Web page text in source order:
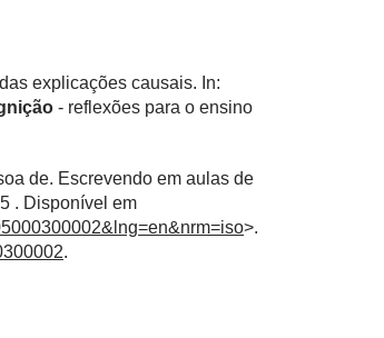
explicações causais. In:
- reflexões para o ensino
de. Escrevendo em aulas de
. Disponível em
>.
.